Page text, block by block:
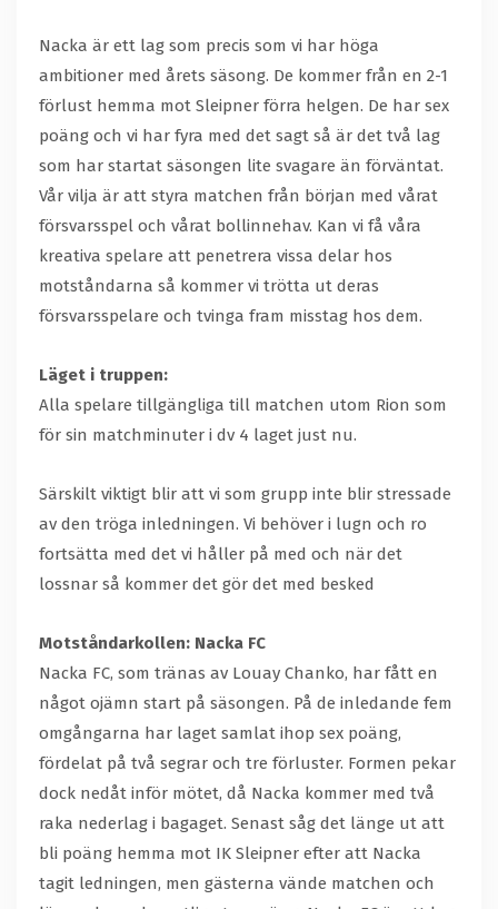
Nacka är ett lag som precis som vi har höga
ambitioner med årets säsong. De kommer från en 2-1
förlust hemma mot Sleipner förra helgen. De har sex
poäng och vi har fyra med det sagt så är det två lag
som har startat säsongen lite svagare än förväntat.
Vår vilja är att styra matchen från början med vårat
försvarsspel och vårat bollinnehav. Kan vi få våra
kreativa spelare att penetrera vissa delar hos
motståndarna så kommer vi trötta ut deras
försvarsspelare och tvinga fram misstag hos dem.
Läget i truppen:
Alla spelare tillgängliga till matchen utom Rion som
för sin matchminuter i dv 4 laget just nu.
Särskilt viktigt blir att vi som grupp inte blir stressade
av den tröga inledningen. Vi behöver i lugn och ro
fortsätta med det vi håller på med och när det
lossnar så kommer det gör det med besked
Motståndarkollen: Nacka FC
Nacka FC, som tränas av Louay Chanko, har fått en
något ojämn start på säsongen. På de inledande fem
omgångarna har laget samlat ihop sex poäng,
fördelat på två segrar och tre förluster. Formen pekar
dock nedåt inför mötet, då Nacka kommer med två
raka nederlag i bagaget. Senast såg det länge ut att
bli poäng hemma mot IK Sleipner efter att Nacka
tagit ledningen, men gästerna vände matchen och